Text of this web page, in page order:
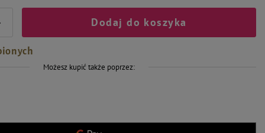
Dodaj do koszyka
Możesz kupić także poprzez: